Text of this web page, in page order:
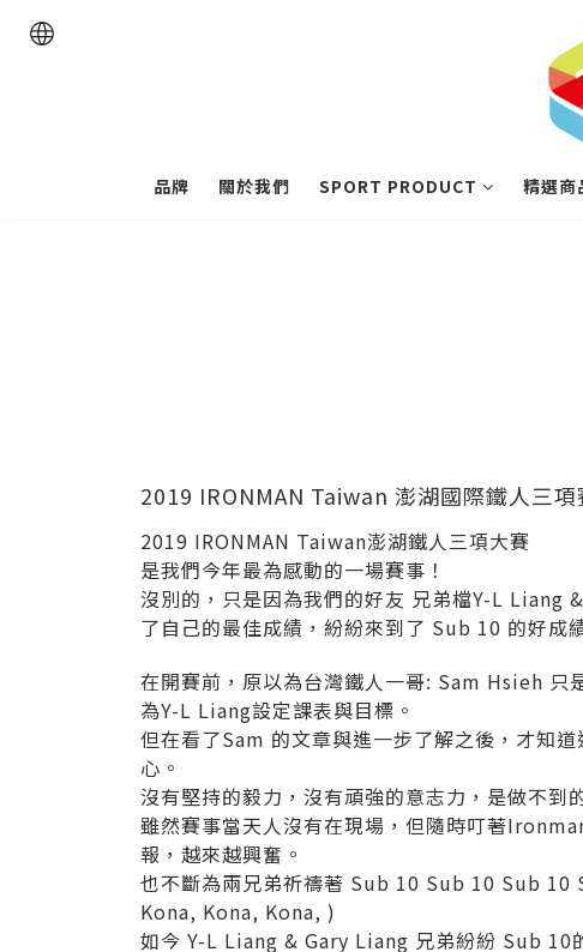
品牌 關於我們 SPORT PRODUCT 精選商
2019 IRONMAN Taiwan 澎湖國際鐵人三項
2019 IRONMAN Taiwan澎湖鐵人三項大賽
是我們今年最為感動的一場賽事！
沒別的，只是因為我們的好友 兄弟檔Y-L Liang
了自己的最佳成績，紛紛來到了 Sub 10 的好成
在開賽前，原以為台灣鐵人一哥: Sam Hsieh 只
為Y-L Liang設定課表與目標。
但在看了Sam 的文章與進一步了解之後，才知
心。
沒有堅持的毅力，沒有頑強的意志力，是做不到
雖然賽事當天人沒有在現場，但隨時叮著
報，越來越興奮。
也不斷為兩兄弟祈禱著 Sub 10 Sub 10 Sub
Kona, Kona, Kona, )
如今 Y-L Liang & Gary Liang 兄弟紛紛 Sub 10